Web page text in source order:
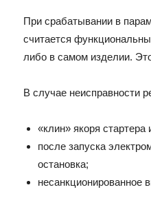
При срабатывании в
считается
либо в самом изделии.
В случае неисправности
«клин» якоря
после запуска
остановка;
несанкционированное